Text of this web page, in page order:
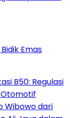
Emas